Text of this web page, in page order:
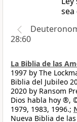
28:60
La Biblia de las
1997 by The
Biblia del Jubileo
2020 by Ransom
Dios habla hoy ®,
1979, 1983, 1996.;
Nueva Biblia de